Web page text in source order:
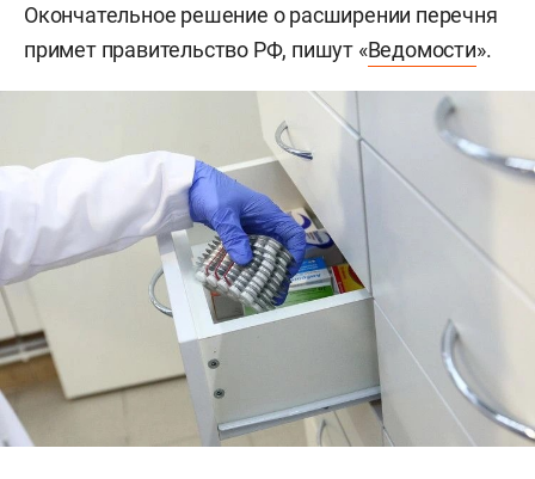
Окончательное решение о расширении перечня
примет правительство РФ, пишут «Ведомости».